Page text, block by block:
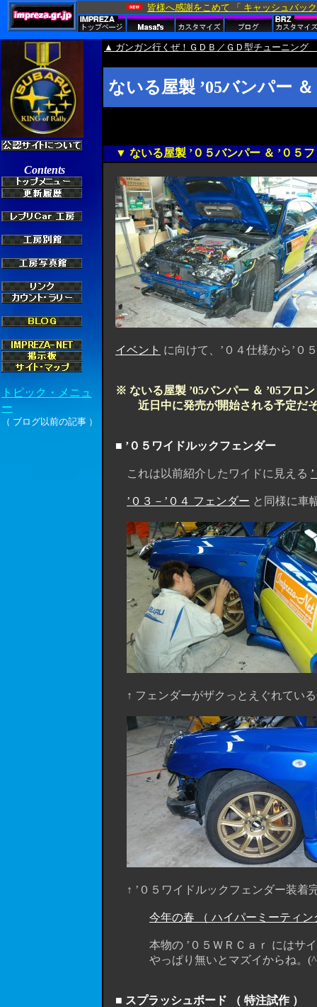
▲ ガンガン行くぜ！ＧＤＢ／ＧＤ型チューニン
ないる屋製 ’05バンパー
▼ ないる屋製 ’０５バンパー ＆ ’０５
イベント に向けて、’０４仕様から’０
※ ないる屋製 ’05バンパー ＆ ’05フロ
近日中に発売が開始される予定だ
■ ’０５ワイドルックフェンダー
これは以前紹介したワイドに見える
’０３－’０４ フェンダー と同様に車
↑ フェンダーがザクっとえぐれている
↑ ’０５ワイドルックフェンダー装着
今年の春 （ ハイパーミーティン
本物の ’０５ＷＲＣａｒ にはサイド
やっぱり無いとマズイからね。
■ スプラッシュボード （ 特注試作 ）